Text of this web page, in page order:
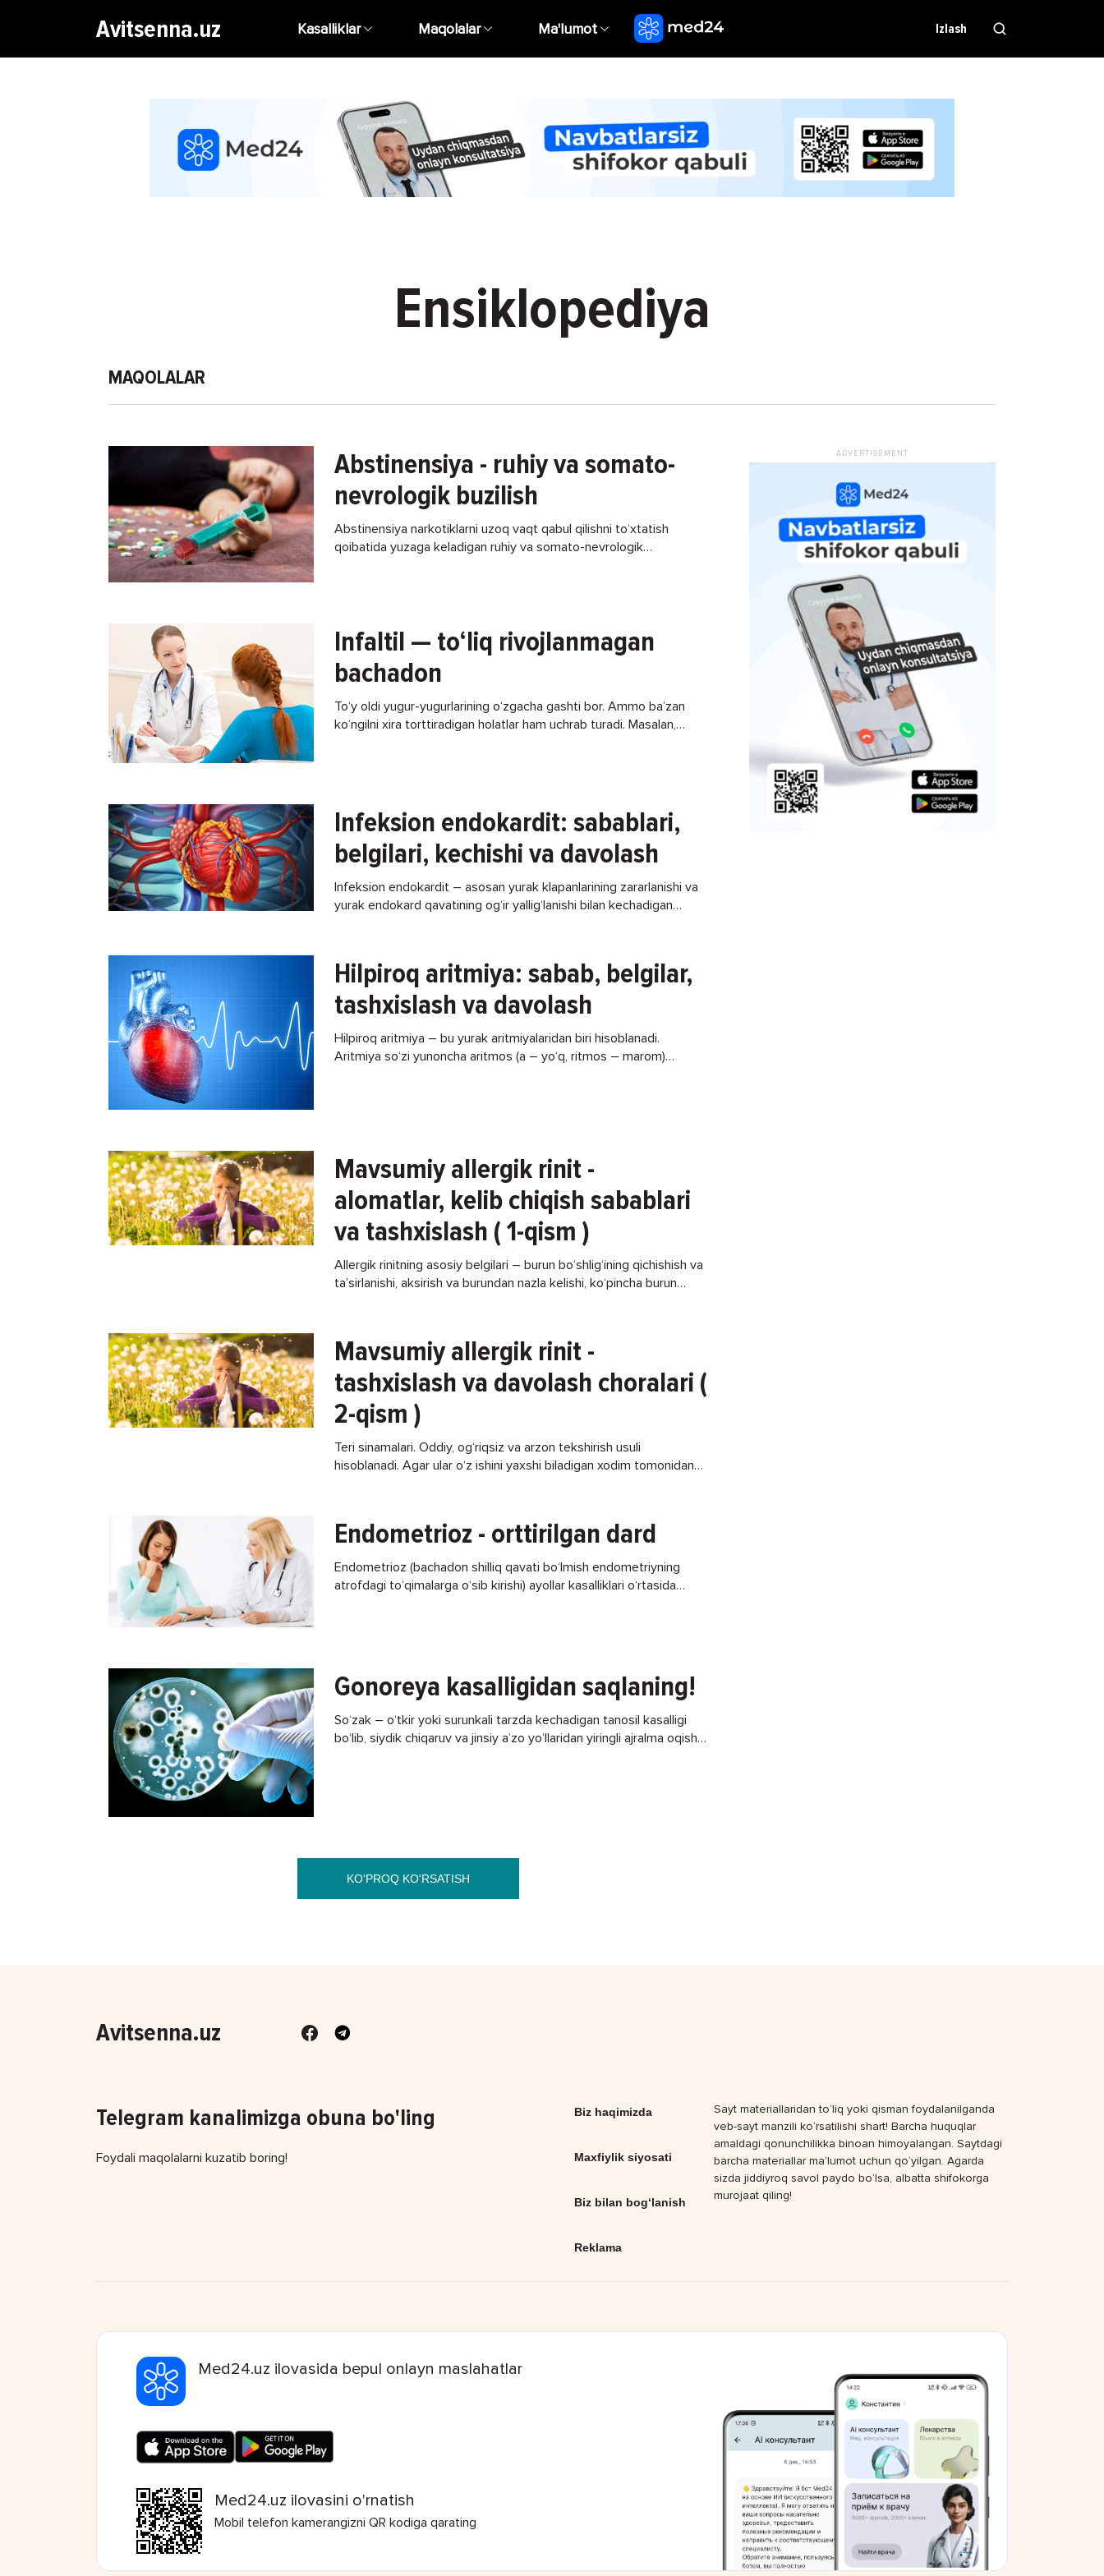
Avitsenna.uz Kasalliklar Maqolalar Ma'lumot Izlash
Ensiklopediya
MAQOLALAR
Abstinensiya - ruhiy va somato-
nevrologik buzilish
Abstinensiya narkotiklarni uzoq vaqt qabul qilishni to‘xtatish
qoibatida yuzaga keladigan ruhiy va somato-nevrologik
Infaltil — to‘liq rivojlanmagan
bachadon
To‘y oldi yugur-yugurlarining o‘zgacha gashti bor. Ammo ba’zan
ko‘ngilni xira torttiradigan holatlar ham uchrab turadi. Masalan,
Infeksion endokardit: sabablari,
belgilari, kechishi va davolash
Infeksion endokardit – asosan yurak klapanlarining zararlanishi va
yurak endokard qavatining og‘ir yallig‘lanishi bilan kechadigan
Hilpiroq aritmiya: sabab, belgilar,
tashxislash va davolash
Hilpiroq aritmiya – bu yurak aritmiyalaridan biri hisoblanadi.
Aritmiya so‘zi yunoncha aritmos (a – yo‘q, ritmos – marom)
Mavsumiy allergik rinit -
alomatlar, kelib chiqish sabablari
va tashxislash ( 1-qism )
Allergik rinitning asosiy belgilari – burun bo‘shlig‘ining qichishish va
ta’sirlanishi, aksirish va burundan nazla kelishi, ko‘pincha burun
Mavsumiy allergik rinit -
tashxislash va davolash choralari (
2-qism )
Teri sinamalari. Oddiy, og‘riqsiz va arzon tekshirish usuli
hisoblanadi. Agar ular o‘z ishini yaxshi biladigan xodim tomonidan
Endometrioz - orttirilgan dard
Endometrioz (bachadon shilliq qavati bo‘lmish endometriyning
atrofdagi to‘qimalarga o‘sib kirishi) ayollar kasalliklari o‘rtasida
Gonoreya kasalligidan saqlaning!
So‘zak – o‘tkir yoki surunkali tarzda kechadigan tanosil kasalligi
bo‘lib, siydik chiqaruv va jinsiy a’zo yo‘llaridan yiringli ajralma oqishi
KO'PROQ KO'RSATISH
Avitsenna.uz
Telegram kanalimizga obuna bo'ling
Foydali maqolalarni kuzatib boring!
Biz haqimizda
Maxfiylik siyosati
Biz bilan bog‘lanish
Reklama
Sayt materiallaridan to‘liq yoki qisman foydalanilganda
veb-sayt manzili ko‘rsatilishi shart! Barcha huquqlar
amaldagi qonunchilikka binoan himoyalangan. Saytdagi
barcha materiallar ma’lumot uchun qo‘yilgan. Agarda
sizda jiddiyroq savol paydo bo‘lsa, albatta shifokorga
murojaat qiling!
Med24.uz ilovasida bepul onlayn maslahatlar
Med24.uz ilovasini o'rnatish
Mobil telefon kamerangizni QR kodiga qarating